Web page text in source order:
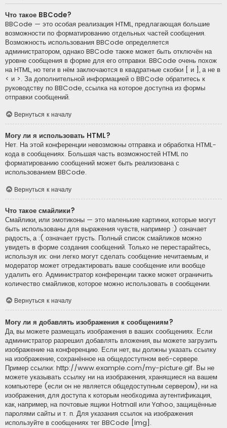
Что такое BBCode?
BBCode — это особая реализация HTML, предлагающая большие
возможности по форматированию отдельных частей сообщения.
Возможность использования BBCode определяется
администратором, однако BBCode также может быть отключён на
уровне сообщения в форме для его отправки. BBCode очень похож
на HTML, но теги в нём заключаются в квадратные скобки [ и ], а не в
< и >. За дополнительной информацией о BBCode обратитесь к
руководству по BBCode, ссылка на которое доступна из формы
отправки сообщений.
Вернуться к началу
Могу ли я использовать HTML?
Нет. На этой конференции невозможны отправка и обработка HTML-
кода в сообщениях. Большая часть возможностей HTML по
форматированию сообщений может быть реализована с
использованием BBCode.
Вернуться к началу
Что такое смайлики?
Смайлики, или эмотиконы — это маленькие картинки, которые могут
быть использованы для выражения чувств, например :) означает
радость, а :( означает грусть. Полный список смайликов можно
увидеть в форме создания сообщений. Только не перестарайтесь,
используя их: они легко могут сделать сообщение нечитаемым, и
модератор может отредактировать ваше сообщение или вообще
удалить его. Администратор конференции также может ограничить
количество смайликов, которое можно использовать в сообщении.
Вернуться к началу
Могу ли я добавлять изображения к сообщениям?
Да, вы можете размещать изображения в ваших сообщениях. Если
администратор разрешил добавлять вложения, вы можете загрузить
изображение на конференцию. Если нет, вы должны указать ссылку
на изображение, сохранённое на общедоступном веб-сервере.
Пример ссылки: http://www.example.com/my-picture.gif. Вы не
можете указывать ссылку ни на изображения, хранящиеся на вашем
компьютере (если он не является общедоступным сервером), ни на
изображения, для доступа к которым необходима аутентификация,
как, например, на почтовые ящики Hotmail или Yahoo, защищённые
паролями сайты и т. п. Для указания ссылок на изображения
используйте в сообщениях тег BBCode [img].